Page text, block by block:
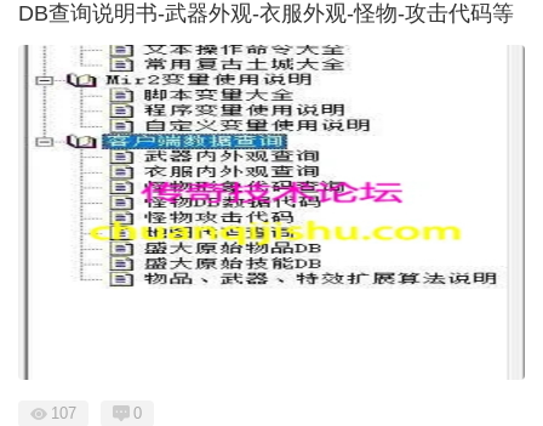
DB查询说明书-武器外观-衣服外观-怪物-攻击代码等
107 0